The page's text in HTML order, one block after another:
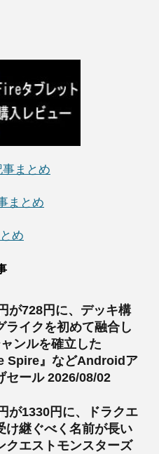
まとめ
まとめ
め
が728円に、デッキ構
ライクを初めて融合し
ンルを確立した
Spire』などAndroidア
セール 2026/08/02
が1330円に、ドラクエ
け継ぐべく名前が長い
クエストモンスターズ